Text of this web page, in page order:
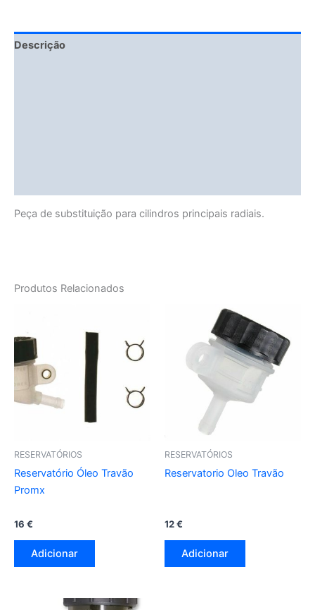
Descrição
Peça de substituição para cilindros principais radiais.
Produtos Relacionados
RESERVATÓRIOS
Reservatório Óleo Travão
Promx
16 €
Adicionar
RESERVATÓRIOS
Reservatorio Oleo Travão
12€
Adicionar